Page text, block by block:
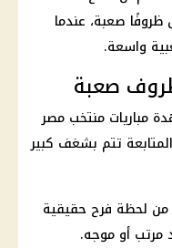
صعبة، عندما
واسعة.
صعبة
مباريات منتخب مصر
تتم بشغف كبير
من لحظة فرح حقيقية
أو موجه.